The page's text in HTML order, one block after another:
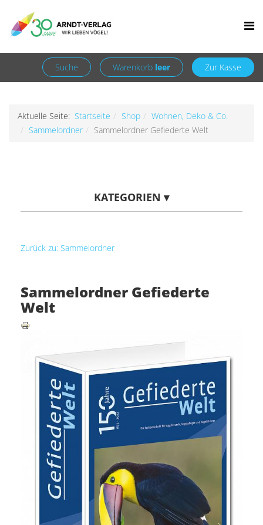
+49 7252 9707310
Anmelden
Registrieren
Suche
Warenkorb leer Zur Kasse
Aktuelle Seite: Startseite Shop
Wohnen, Deko & Co.
Sammelordner
Sammelordner Gefiederte Welt
KATEGORIEN ▾
Zurück zu: Sammelordner
Sammelordner Gefiederte
Welt